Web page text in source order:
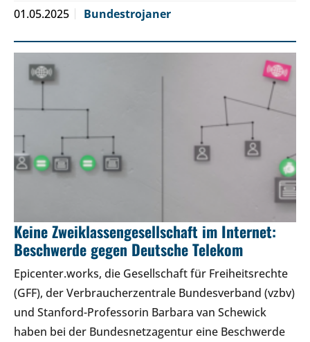
01.05.2025 Bundestrojaner
Keine Zweiklassengesellschaft im Internet:
Beschwerde gegen Deutsche Telekom
Epicenter.works, die Gesellschaft für Freiheitsrechte
(GFF), der Verbraucherzentrale Bundesverband (vzbv)
und Stanford-Professorin Barbara van Schewick
haben bei der Bundesnetzagentur eine Beschwerde